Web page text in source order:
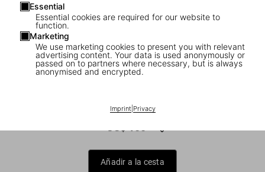
Essential
Essential cookies are required for our website to
function.
Marketing
We use marketing cookies to present you with relevant
advertising content. Your data is used anonymously or
passed on to partners where necessary, but is always
anonymised and encrypted.
Imprint| Privacy
1 / 13
Die” Edition
Añadir a la cesta